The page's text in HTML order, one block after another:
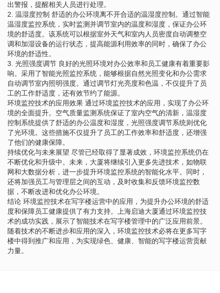
出警报，提醒相关人员进行处理。
2. 温湿度控制 舒适的办公环境离不开合适的温湿度控制。通过智能
温湿度监控系统，实时监测并调节室内的温度和湿度，保证办公环
境的舒适度。该系统可以根据室外天气和室内人员密度自动调整空
调和加湿设备的运行状态，提高能源利用效率的同时，确保了办公
环境的舒适性。
3. 光照强度调节 良好的光照环境对办公效率和员工健康有着重要影
响。采用了智能光照监控系统，能够根据自然光照变化和办公需求
自动调节室内照明强度。通过调节灯光亮度和色温，不仅提升了员
工的工作舒适度，还有效节约了能源。
环境监控技术的应用效果 通过环境监控技术的应用，实现了办公环
境的全面提升。空气质量监测系统保证了室内空气的清新，温湿度
控制系统提供了舒适的办公温度和湿度，光照强度调节系统则优化
了光环境。这些措施不仅提升了员工的工作效率和舒适度，还增强
了他们的健康保障。
持续优化与未来展望 尽管已经取得了显著成效，环境监控系统仍在
不断优化和升级中。未来，大厦将继续引入更多先进技术，如物联
网和大数据分析，进一步提升环境监控系统的智能化水平。同时，
还将加强员工与管理层之间的互动，及时收集和反馈环境监控数
据，不断改进和优化办公环境。
结论 环境监控技术在写字楼运营中的应用，为提升办公环境的舒适
度和保障员工健康提供了有力支持。上海启迪大厦通过环境监控技
术的成功实践，展示了智能技术在写字楼管理中的广泛应用前景。
随着技术的不断进步和应用的深入，环境监控技术必将在更多写字
楼中得到推广和应用，为实现绿色、健康、智能的写字楼运营贡献
力量。